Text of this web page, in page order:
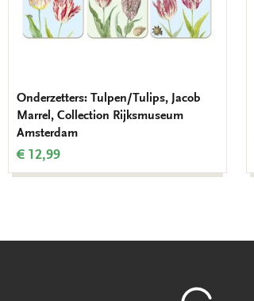
Onderzetters: Tulpen/Tulips, Jacob
Marrel, Collection Rijksmuseum
Amsterdam
€ 12,99